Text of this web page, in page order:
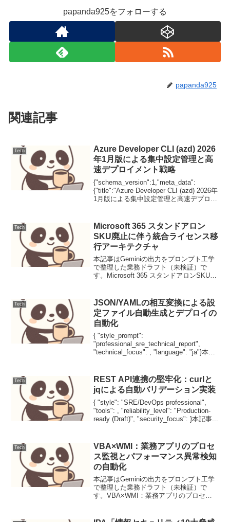
papanda925をフォローする
papanda925
関連記事
Tech
Azure Developer CLI (azd) 2026
年1月版による集中設定管理と高
速デプロイメント戦略
{"schema_version":1,"meta_data":
{"title":"Azure Developer CLI (azd) 2026年
1月版による集中設定管理と高速デプロイ
Tech
Microsoft 365 スタンドアロン
SKU廃止に伴う統合ライセンス移
行アーキテクチャ
本記事はGeminiの出力をプロンプト工学
で整理した業務ドラフト（未検証）で
す。Microsoft 365 スタンドアロンSKU廃
SharePoint/OneDriveの販売終...
Tech
JSON/YAMLの相互変換による設
定ファイル自動生成とデプロイの
自動化
{ "style_prompt":
"professional_sre_technical_report",
"technical_focus": , "language": "ja"}本記
Tech
REST API連携の堅牢化：curlと
jqによる自動バリデーション実装
{ "style": "SRE/DevOps professional",
"tools": , "reliability_level": "Production-
ready (Draft)", "security_focus": }本記事...
Tech
VBA×WMI：業務アプリのプロセ
ス監視とパフォーマンス異常検知
の自動化
本記事はGeminiの出力をプロンプト工学
で整理した業務ドラフト（未検証）で
す。VBA×WMI：業務アプリのプロセス
行稼働させる環境で、特定のアプリがフ